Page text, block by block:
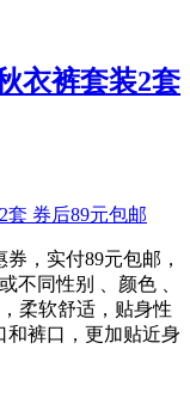
衣裤套装2套
，实付89元包邮，
不同性别 、颜色 、
柔软舒适，贴身性
和裤口，更加贴近身